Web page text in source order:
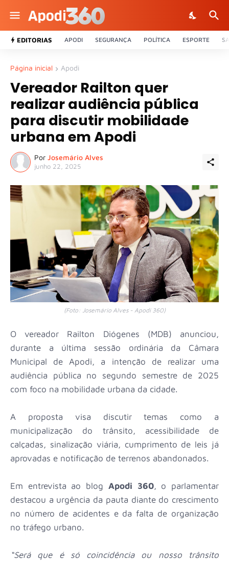
EDITORIAS APODI SEGURANÇA POLÍTICA ESPORTE
Página inicial Apodi
Vereador Railton quer
realizar audiência pública
para discutir mobilidade
urbana em Apodi
Por Josemário Alves
junho 22, 2025
(Foto: Josemário Alves - Apodi 360)
O vereador Railton Diógenes (MDB) anunciou,
durante a última sessão ordinária da Câmara
Municipal de Apodi, a intenção de realizar uma
audiência pública no segundo semestre de 2025
com foco na mobilidade urbana da cidade.
A proposta visa discutir temas como a
municipalização do trânsito, acessibilidade de
calçadas, sinalização viária, cumprimento de leis já
aprovadas e notificação de terrenos abandonados.
Em entrevista ao blog Apodi 360, o parlamentar
destacou a urgência da pauta diante do crescimento
no número de acidentes e da falta de organização
no tráfego urbano.
“Será que é só coincidência ou nosso trânsito